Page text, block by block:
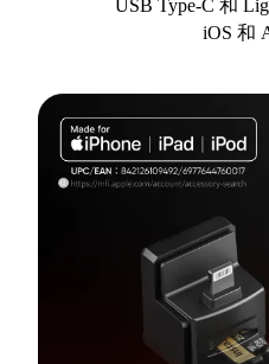
USB Type-C 和
iOS 和